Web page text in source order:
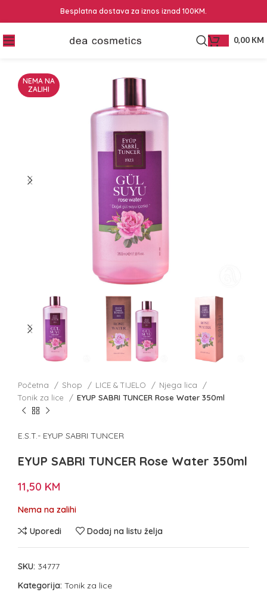
Besplatna dostava za iznos iznad 100KM.
0,00 KM
NEMA NA
ZALIHI
Početna Shop LICE & TIJELO
Njega lica
Tonik za lice
EYUP SABRI TUNCER Rose Water 350ml
E.S.T.- EYUP SABRI TUNCER
EYUP SABRI TUNCER Rose Water 350ml
11,50 KM
Nema na zalihi
Uporedi
Dodaj na listu želja
SKU: 34777
Kategorija: Tonik za lice